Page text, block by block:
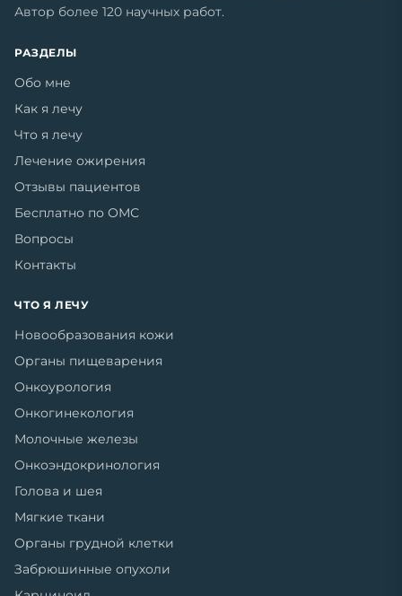
Автор более 120 научных работ.
РАЗДЕЛЫ
Обо мне
Как я лечу
Что я лечу
Лечение ожирения
Отзывы пациентов
Бесплатно по ОМС
Вопросы
Контакты
ЧТО Я ЛЕЧУ
Новообразования кожи
Органы пищеварения
Онкоурология
Онкогинекология
Молочные железы
Онкоэндокринология
Голова и шея
Мягкие ткани
Органы грудной клетки
Забрюшинные опухоли